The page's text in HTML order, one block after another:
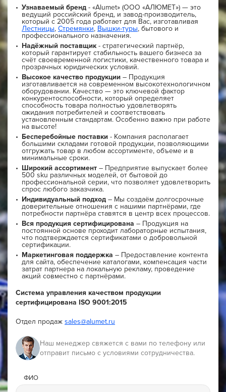
Узнаваемый бренд - «Alumet» (ООО «АЛЮМЕТ») — это
ведущий российский бренд, и завод-производитель,
который с 2005 года работает для Вас, изготавливая
Лестницы, Стремянки, Вышки-туры, бытового и
профессионального назначения.
Надёжный поставщик- стратегический партнёр,
который гарантирует стабильность вашего бизнеса за
счёт своевременной логистики, качественного товара и
прозрачных юридических условий.
Высокое качество продукции – Продукция
изготавливается на современном высокотехнологичном
оборудовании. Качество — это ключевой фактор
конкурентоспособности, который определяет
способность товара полностью удовлетворять
ожидания потребителей и соответствовать
установленным стандартам. Особенно важно при работе
на высоте!
Бесперебойные поставки - Компания располагает
большими складами готовой продукции, позволяющими
отгружать товар в любом ассортименте, объеме и в
минимальные сроки.
Широкий ассортимент – Предприятие выпускает более
500 sku различных моделей, от бытовой до
профессиональной серии, что позволяет удовлетворить
спрос любого заказчика.
Индивидуальный подход – Мы создаём долгосрочные
доверительные отношения с нашими партнёрами, где
потребности партнёра ставятся в центр всех процессов.
Вся продукция сертифицирована – Продукция на
постоянной основе проходит лабораторные испытания,
что подтверждается сертификатами о добровольной
сертификации.
Маркетинговая поддержка – Предоставление контента
для сайта, обеспечение каталогами, компенсация части
затрат партнера на локальную рекламу, проведение
акций совместно с партнёрами.
Система управления качеством продукции
сертифицирована ISO 9001:2015
Отдел продаж sales@alumet.ru
Наш менеджер свяжется с вами по телефону или
отправит письмо с условиями сотрудничества.
ФИО